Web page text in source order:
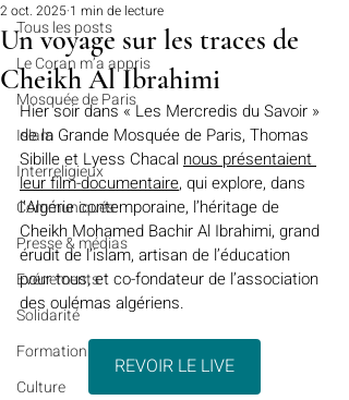
Tous les posts
Le Coran m’a appris
Mosquée de Paris
Islam
Interreligieux
Communiqués
Presse & médias
Evénements
Solidarité
Formation
Culture
Un voyage sur les traces de
Cheikh Al Ibrahimi
2 oct. 2025 1 min de lecture
Hier soir dans « Les Mercredis du Savoir »
de la Grande Mosquée de Paris, Thomas
Sibille et Lyess Chacal nous présentaient
leur film-documentaire, qui explore, dans
l’Algérie contemporaine, l’héritage de
Cheikh Mohamed Bachir Al Ibrahimi, grand
érudit de l’islam, artisan de l’éducation
pour tous, et co-fondateur de l’association
des oulémas algériens.
REVOIR LE LIVE